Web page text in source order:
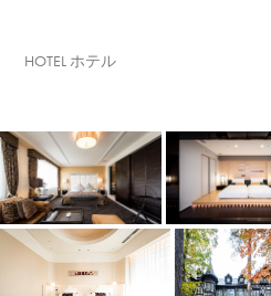
HOTEL ホテル